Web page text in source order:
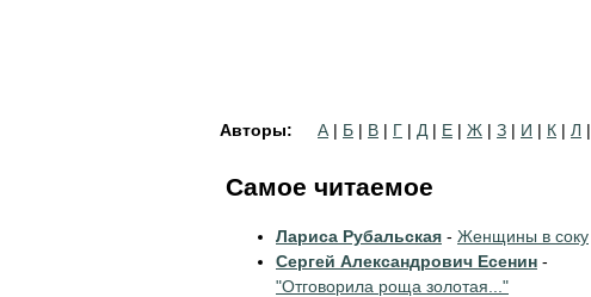
Авторы: А | Б | В | Г | Д | Е | Ж | З | И | К | Л |
Самое читаемое
Лариса Рубальская - Женщины в соку
Сергей Александрович Есенин -
"Отговорила роща золотая..."